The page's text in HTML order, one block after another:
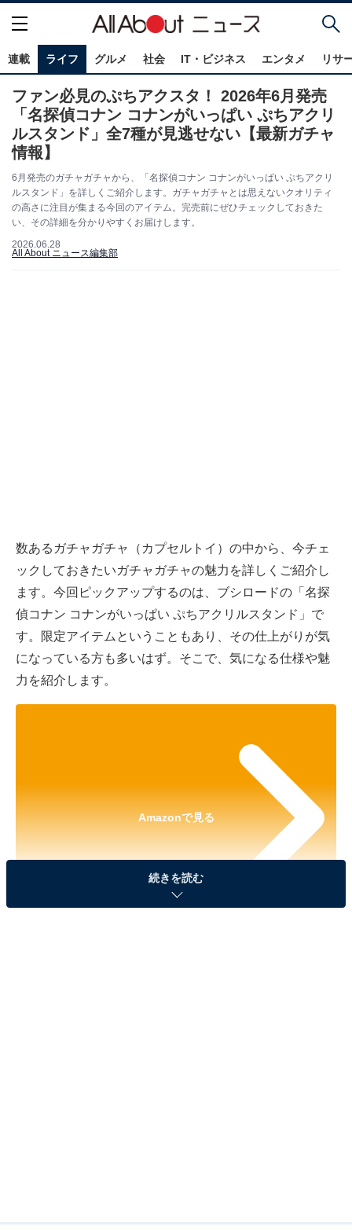
連載 ライフ グルメ 社会 IT・ビジネス エンタメ リサ
ファン必見のぷちアクスタ！ 2026年6月発売
「名探偵コナン コナンがいっぱい ぷちアクリ
ルスタンド」全7種が見逃せない【最新ガチャ
情報】
6月発売のガチャガチャから、「名探偵コナン コナンがいっぱい ぷちアクリ
ルスタンド」を詳しくご紹介します。ガチャガチャとは思えないクオリティ
の高さに注目が集まる今回のアイテム。完売前にぜひチェックしておきた
い、その詳細を分かりやすくお届けします。
2026.06.28
All About ニュース編集部
数あるガチャガチャ（カプセルトイ）の中から、今チェ
ックしておきたいガチャガチャの魅力を詳しくご紹介し
ます。今回ピックアップするのは、ブシロードの「名探
偵コナン コナンがいっぱい ぷちアクリルスタンド」で
す。限定アイテムということもあり、その仕上がりが気
になっている方も多いはず。そこで、気になる仕様や魅
力を紹介します。
Amazonで見る
続きを読む